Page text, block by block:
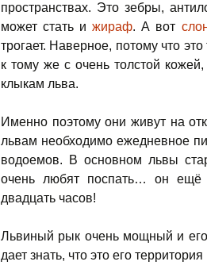
пространствах. Это зебры,
может стать ижираф. А вот
трогает. Наверное, потому что
к тому же с очень толстой
клыкам льва.
Именно поэтому они живут на
львам необходимо ежедневное
водоемов. В основном львы
очень любят поспать… он ещё
двадцать часов!
Львиный рык очень мощный и
дает знать, что это его